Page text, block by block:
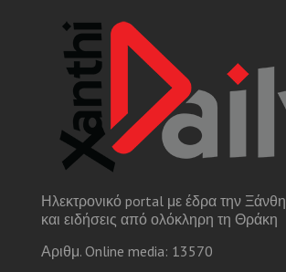
Ηλεκτρονικό portal με έδρα την Ξάνθη
και ειδήσεις από ολόκληρη τη Θράκη
Αριθμ. Online media: 13570